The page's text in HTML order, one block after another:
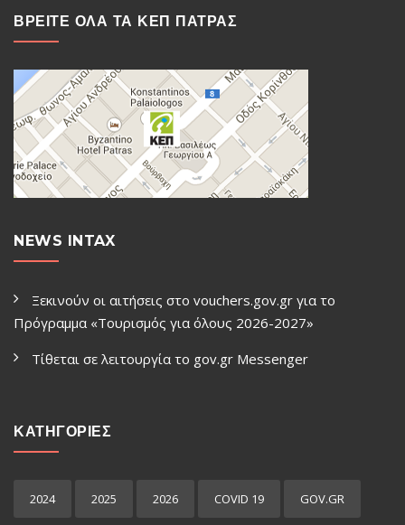
ΒΡΕΙΤΕ ΟΛΑ ΤΑ ΚΕΠ ΠΑΤΡΑΣ
NEWS INTAX
Ξεκινούν οι αιτήσεις στο vouchers.gov.gr για το
Πρόγραμμα «Τουρισμός για όλους 2026-2027»
Τίθεται σε λειτουργία το gov.gr Μessenger
ΚΑΤΗΓΟΡΙΕΣ
2024 2025 2026 COVID 19 GOV.GR